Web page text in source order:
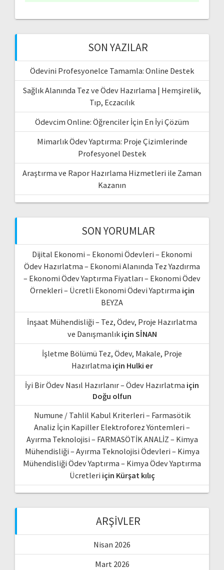
SON YAZILAR
Ödevini Profesyonelce Tamamla: Online Destek
Sağlık Alanında Tez ve Ödev Hazırlama | Hemşirelik,
Tıp, Eczacılık
Ödevcim Online: Öğrenciler İçin En İyi Çözüm
Mimarlık Ödev Yaptırma: Proje Çizimlerinde
Profesyonel Destek
Araştırma ve Rapor Hazırlama Hizmetleri ile Zaman
Kazanın
SON YORUMLAR
Dijital Ekonomi – Ekonomi Ödevleri – Ekonomi
Ödev Hazırlatma – Ekonomi Alanında Tez Yazdırma
– Ekonomi Ödev Yaptırma Fiyatları – Ekonomi Ödev
Örnekleri – Ücretli Ekonomi Ödevi Yaptırma için
BEYZA
İnşaat Mühendisliği – Tez, Ödev, Proje Hazırlatma
ve Danışmanlıkiçin SİNAN
İşletme Bölümü Tez, Ödev, Makale, Proje
Hazırlatma için Hulki er
İyi Bir Ödev Nasıl Hazırlanır – Ödev Hazırlatma için
Doğu olfun
Numune / Tahlil Kabul Kriterleri – Farmasötik
Analiz İçin Kapiller Elektroforez Yöntemleri –
Ayırma Teknolojisi – FARMASÖTİK ANALİZ – Kimya
Mühendisliği – Ayırma Teknolojisi Ödevleri – Kimya
Mühendisliği Ödev Yaptırma – Kimya Ödev Yaptırma
Ücretleri için Kürşat kılıç
ARŞIVLER
Nisan 2026
Mart 2026